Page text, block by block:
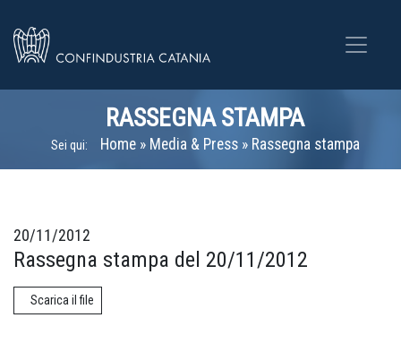
RASSEGNA STAMPA
Sei qui: Home» Media & Press» Rassegna stampa
20/11/2012
Rassegna stampa del 20/11/2012
Scarica il file